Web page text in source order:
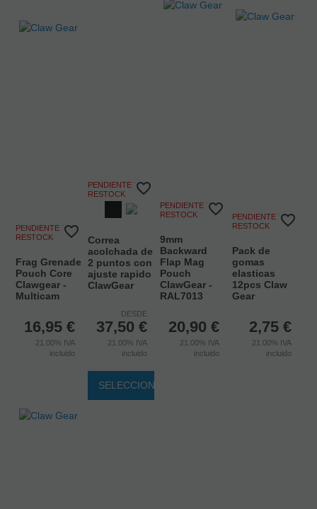
PENDIENTE DE
RESTOCK
Frag Grenade
Pouch Core
Clawgear -
Multicam
16,95 €
21.00% IVA
incluido
PENDIENTE DE
RESTOCK
Correa
acolchada de
2 puntos con
ajuste rapido
ClawGear
DESDE
37,50 €
21.00% IVA
incluido
SELECCIONAR
PENDIENTE DE
RESTOCK
9mm
Backward
Flap Mag
Pouch
ClawGear -
RAL7013
20,90 €
21.00% IVA
incluido
PENDIENTE DE
RESTOCK
Pack de
gomas
elasticas
12pcs Claw
Gear
2,75 €
21.00% IVA
incluido
sabremos si nuestra web es visitada.